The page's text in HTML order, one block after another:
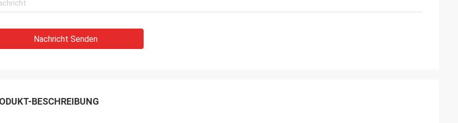
Nachricht Senden
BESCHREIBUNG